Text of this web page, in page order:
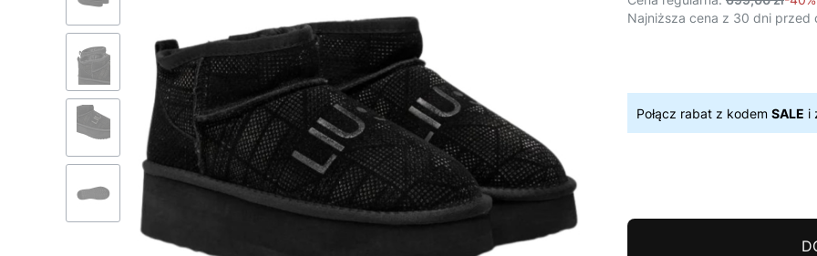
Najniższa cena z 30 dni przed
Połącz rabat z kodem SALE i